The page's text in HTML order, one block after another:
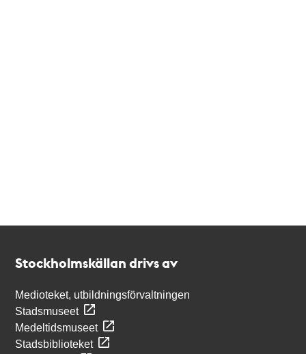
Stockholmskällan drivs av
Medioteket, utbildningsförvaltningen
Stadsmuseet
Medeltidsmuseet
Stadsbiblioteket